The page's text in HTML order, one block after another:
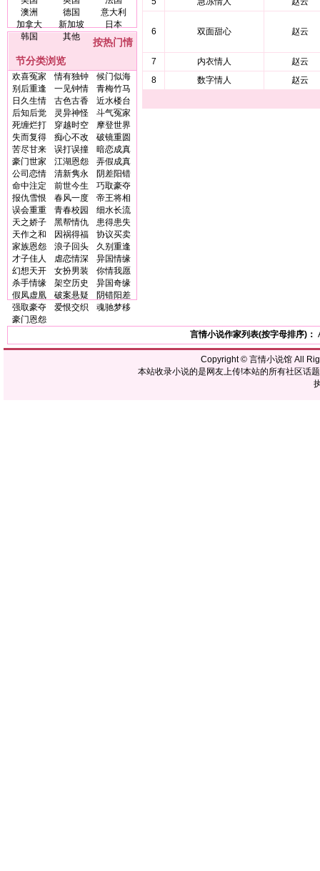
澳洲
德国
意大利
加拿大
新加坡
日本
韩国
其他
按热门情
节分类浏览
欢喜冤家 情有独钟
候门似海
别后重逢
一见钟情
青梅竹马
日久生情
古色古香
近水楼台
后知后觉
灵异神怪
斗气冤家
死缠烂打
穿越时空
摩登世界
失而复得
痴心不改
破镜重圆
苦尽甘来
误打误撞
暗恋成真
豪门世家
江湖恩怨
弄假成真
公司恋情
清新隽永
阴差阳错
命中注定
前世今生
巧取豪夺
报仇雪恨
春风一度
帝王将相
误会重重
青春校园
细水长流
天之娇子
黑帮情仇
患得患失
天作之和
因祸得福
协议买卖
家族恩怨
浪子回头
久别重逢
才子佳人
虐恋情深
异国情缘
幻想天开
女扮男装
你情我愿
杀手情缘
架空历史
异国奇缘
假凤虚凰
破案悬疑
阴错阳差
强取豪夺
爱恨交织
魂驰梦移
豪门恩怨
6 双面甜心 赵云
7 内衣情人
赵云
8
数字情人 赵云
言情小说作家列表(按字母排序)：
Copyright © 言情小说馆All
本站收录小说的是网友上传!本站的所有社区话